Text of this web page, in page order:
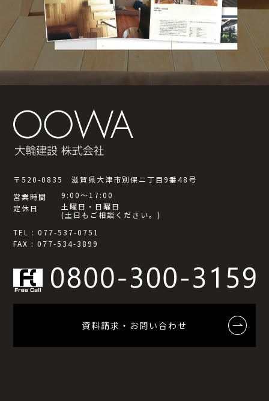
〒520-0835 滋賀県大津市別保ニ丁目9番48号
営業時間
9:00～17:00
定休日
土曜日・日曜日
(土日もご相談ください。)
TEL : 077-537-0751
FAX : 077-534-3899
資料請求・お問い合わせ